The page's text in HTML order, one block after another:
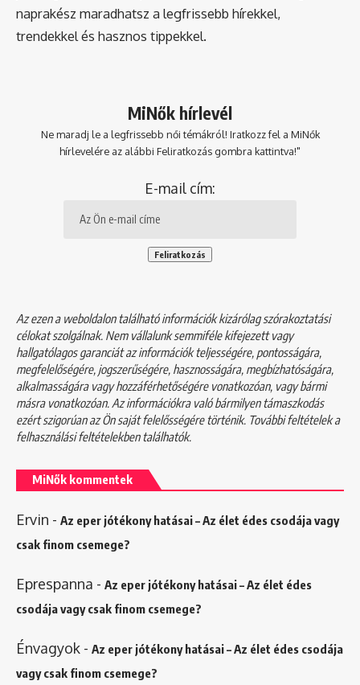
naprakész maradhatsz a legfrissebb hírekkel,
trendekkel és hasznos tippekkel.
MiNők hírlevél
Ne maradj le a legfrissebb női témákról! Iratkozz fel a MiNők
hírlevelére az alábbi Feliratkozás gombra kattintva!"
E-mail cím:
Az ezen a weboldalon található információk kizárólag szórakoztatási
célokat szolgálnak. Nem vállalunk semmiféle kifejezett vagy
hallgatólagos garanciát az információk teljességére, pontosságára,
megfelelőségére, jogszerűségére, hasznosságára, megbízhatóságára,
alkalmasságára vagy hozzáférhetőségére vonatkozóan, vagy bármi
másra vonatkozóan. Az információkra való bármilyen támaszkodás
ezért szigorúan az Ön saját felelősségére történik. További feltételek a
felhasználási feltételekbentalálhatók.
MiNők kommentek
Ervin - Az eper jótékony hatásai – Az élet édes csodája vagy
csak finom csemege?
Eprespanna - Az eper jótékony hatásai – Az élet édes
csodája vagy csak finom csemege?
Énvagyok - Az eper jótékony hatásai – Az élet édes csodája
vagy csak finom csemege?